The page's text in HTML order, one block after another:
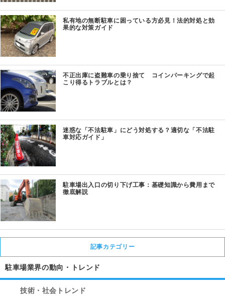
私有地の無断駐車に困っている方必見！法的対処と効
果的な対策ガイド
不正出庫に盗難車の乗り捨て コインパーキングで起
こり得るトラブルとは？
迷惑な「不法駐車」にどう対処する？適切な「不法駐
車対応ガイド」
駐車場出入口の切り下げ工事：基礎知識から費用まで
徹底解説
記事カテゴリー
駐車場業界の動向・トレンド
技術・社会トレンド